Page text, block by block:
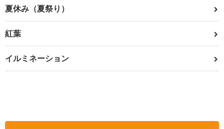
夏休み（夏祭り）
紅葉
イルミネーション